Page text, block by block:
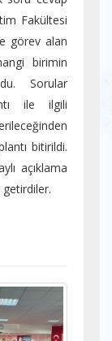
Fakültesi
görev alan
birimin
Sorular
ile ilgili
bitirildi.
açıklama
getirdiler.